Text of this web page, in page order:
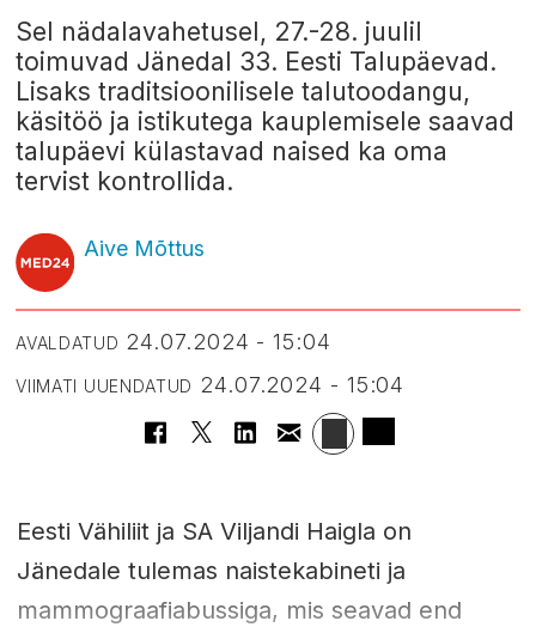
Sel nädalavahetusel, 27.-28. juulil
toimuvad Jänedal 33. Eesti Talupäevad.
Lisaks traditsioonilisele talutoodangu,
käsitöö ja istikutega kauplemisele saavad
talupäevi külastavad naised ka oma
tervist kontrollida.
Aive Mõttus
AVALDATUD 24.07.2024 - 15:04
VIIMATI UUENDATUD 24.07.2024 - 15:04
Eesti Vähiliit ja SA Viljandi Haigla on
Jänedale tulemas naistekabineti ja
mammograafiabussiga, mis seavad end